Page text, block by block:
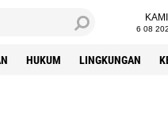
6 08
HUKUM LINGKUNGAN